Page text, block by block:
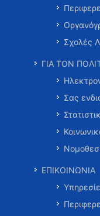
Σχολές
ΓΙΑ ΤΟΝ
Σας
ΕΠΙΚΟΙΝΩΝΙΑ